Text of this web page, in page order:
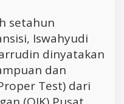
setahun
Iswahyudi
dinyatakan
dan
Test) dari